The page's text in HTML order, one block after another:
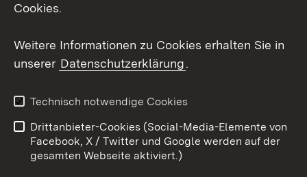
Cookies.
Weitere Informationen zu Cookies erhalten Sie in
unserer Datenschutzerklärung.
Technisch notwendige Cookies
Drittanbieter-Cookies (Social-Media-Elemente von
Facebook, X / Twitter und Google werden auf der
gesamten Webseite aktiviert.)